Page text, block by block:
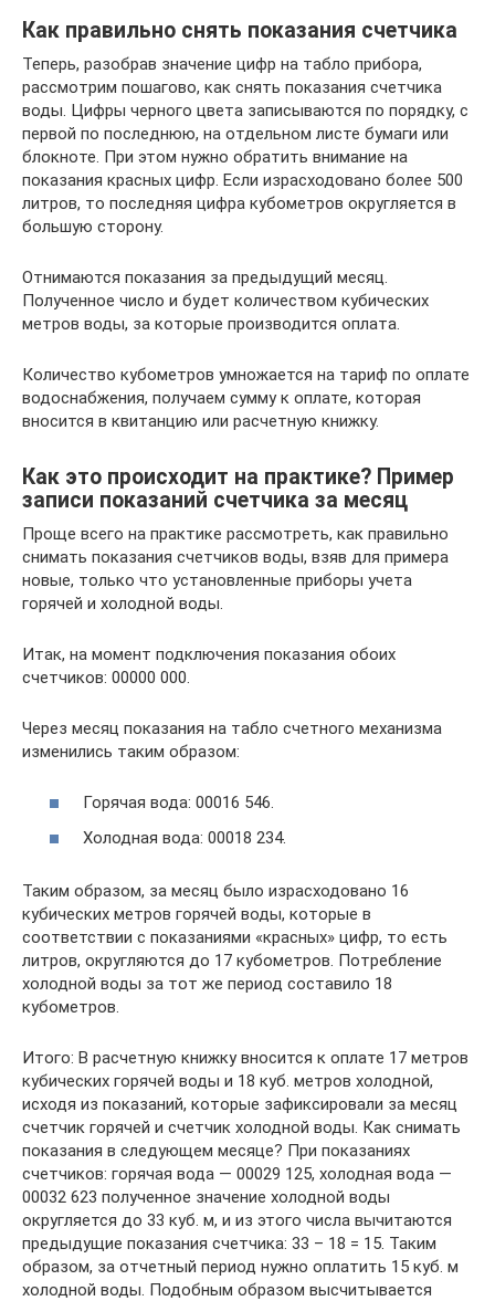
Как правильно снять показания счетчика
Теперь, разобрав значение цифр на табло прибора,
рассмотрим пошагово, как снять показания счетчика
воды. Цифры черного цвета записываются по порядку, с
первой по последнюю, на отдельном листе бумаги или
блокноте. При этом нужно обратить внимание на
показания красных цифр. Если израсходовано более 500
литров, то последняя цифра кубометров округляется в
большую сторону.
Отнимаются показания за предыдущий месяц.
Полученное число и будет количеством кубических
метров воды, за которые производится оплата.
Количество кубометров умножается на тариф по оплате
водоснабжения, получаем сумму к оплате, которая
вносится в квитанцию или расчетную книжку.
Как это происходит на практике? Пример
записи показаний счетчика за месяц
Проще всего на практике рассмотреть, как правильно
снимать показания счетчиков воды, взяв для примера
новые, только что установленные приборы учета
горячей и холодной воды.
Итак, на момент подключения показания обоих
счетчиков: 00000 000.
Через месяц показания на табло счетного механизма
изменились таким образом:
Горячая вода: 00016 546.
Холодная вода: 00018 234.
Таким образом, за месяц было израсходовано 16
кубических метров горячей воды, которые в
соответствии с показаниями «красных» цифр, то есть
литров, округляются до 17 кубометров. Потребление
холодной воды за тот же период составило 18
кубометров.
Итого: В расчетную книжку вносится к оплате 17 метров
кубических горячей воды и 18 куб. метров холодной,
исходя из показаний, которые зафиксировали за месяц
счетчик горячей и счетчик холодной воды. Как снимать
показания в следующем месяце? При показаниях
счетчиков: горячая вода — 00029 125, холодная вода —
00032 623 полученное значение холодной воды
округляется до 33 куб. м, и из этого числа вычитаются
предыдущие показания счетчика: 33 – 18 = 15. Таким
образом, за отчетный период нужно оплатить 15 куб. м
холодной воды. Подобным образом высчитывается